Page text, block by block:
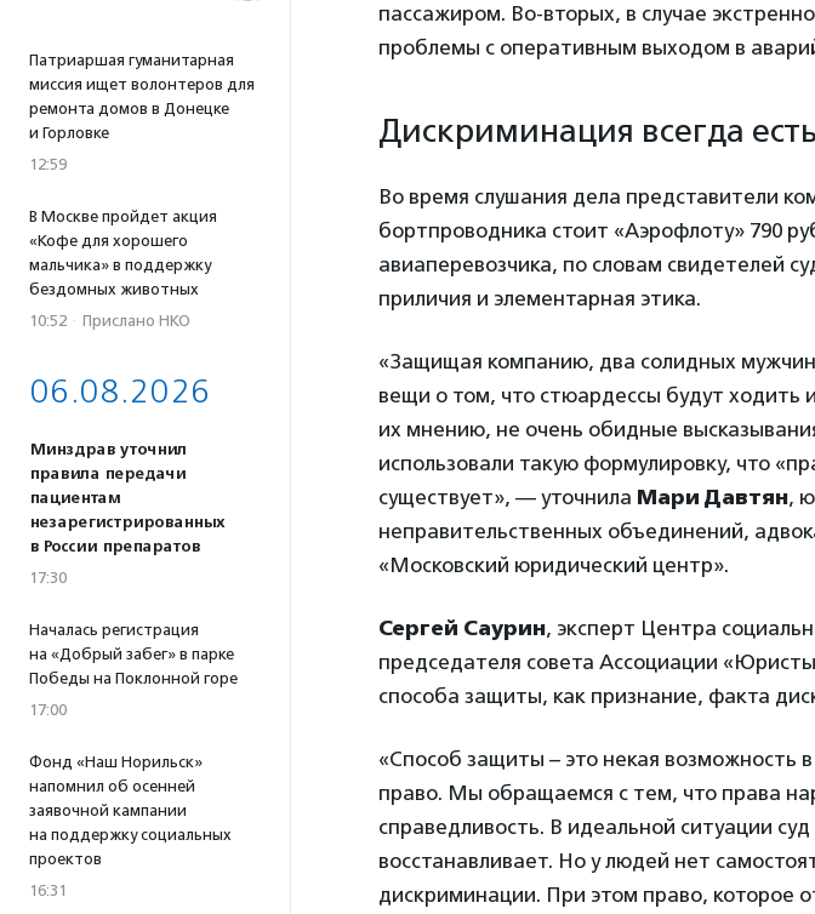
Патриаршая гуманитарная
миссия ищет волонтеров для
ремонта домов в Донецке
и Горловке
12:59
В Москве пройдет акция
«Кофе для хорошего
мальчика» в поддержку
бездомных животных
10:52 · Прислано НКО
06.08.2026
Минздрав уточнил
правила передачи
пациентам
незарегистрированных
в России препаратов
17:30
Началась регистрация
на «Добрый забег» в парке
Победы на Поклонной горе
17:00
Фонд «Наш Норильск»
напомнил об осенней
заявочной кампании
на поддержку социальных
проектов
16:31
пассажиром. Во-вторых, в случае
проблемы с оперативным выходом в
Дискриминация всегда
Во время слушания дела представители
бортпроводника стоит «Аэрофлоту» 790
авиаперевозчика, по словам свидетелей
приличия и элементарная этика.
«Защищая компанию, два солидных
вещи о том, что стюардессы будут ходить
их мнению, не очень обидные
использовали такую формулировку, что
существует», — уточнила Мари Давтян,
неправительственных объединений,
«Московский юридический центр».
Сергей Саурин, эксперт Центра
председателя совета Ассоциации
способа защиты, как признание, факта
«Способ защиты – это некая возможность
право. Мы обращаемся с тем, что права
справедливость. В идеальной ситуации
восстанавливает. Но у людей нет
дискриминации. При этом право, которое